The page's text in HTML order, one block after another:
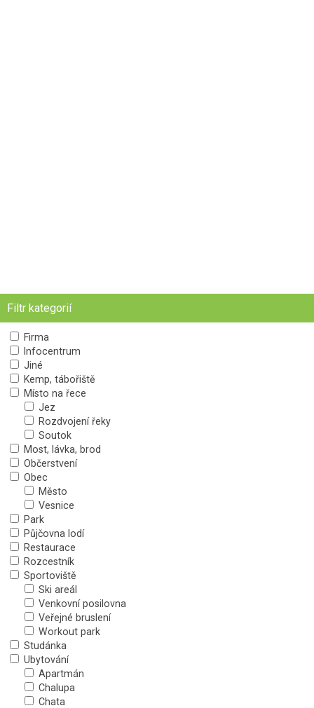
Filtr kategorií
Firma
Infocentrum
Jiné
Kemp, tábořiště
Místo na řece
Jez
Rozdvojení řeky
Soutok
Most, lávka, brod
Občerstvení
Obec
Město
Vesnice
Park
Půjčovna lodí
Restaurace
Rozcestník
Sportoviště
Ski areál
Venkovní posilovna
Veřejné bruslení
Workout park
Studánka
Ubytování
Apartmán
Chalupa
Chata